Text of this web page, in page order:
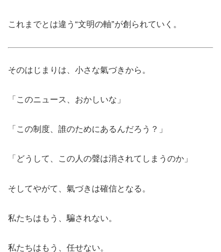
これまでとは違う“文明の軸”が創られていく。
そのはじまりは、小さな氣づきから。
「このニュース、おかしいな」
「この制度、誰のためにあるんだろう？」
「どうして、この人の聲は消されてしまうのか」
そしてやがて、氣づきは確信となる。
私たちはもう、騙されない。
私たちはもう、任せない。